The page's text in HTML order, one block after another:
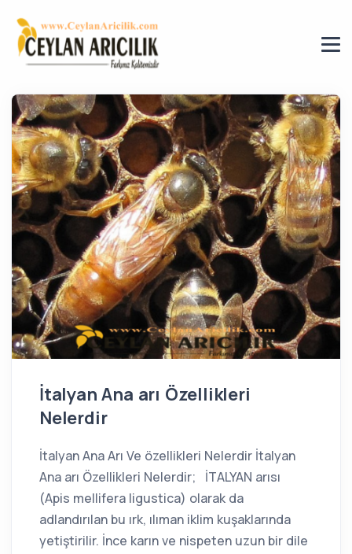
İtalyan Ana arı Özellikleri
Nelerdir
İtalyan Ana Arı Ve özellikleri Nelerdir İtalyan
Ana arı Özellikleri Nelerdir; İTALYAN arısı
(Apis mellifera ligustica) olarak da
adlandırılan bu ırk, ılıman iklim kuşaklarında
yetiştirilir. İnce karın ve nispeten uzun bir dile